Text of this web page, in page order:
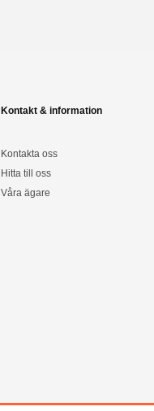
Kontakt & information
Kontakta oss
Hitta till oss
Våra ägare